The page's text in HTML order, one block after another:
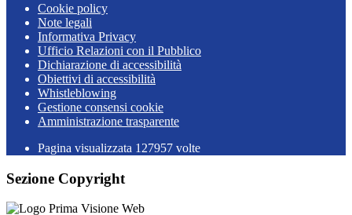
Cookie policy
Note legali
Informativa Privacy
Ufficio Relazioni con il Pubblico
Dichiarazione di accessibilità
Obiettivi di accessibilità
Whistleblowing
Gestione consensi cookie
Amministrazione trasparente
Pagina visualizzata 127957 volte
Sezione Copyright